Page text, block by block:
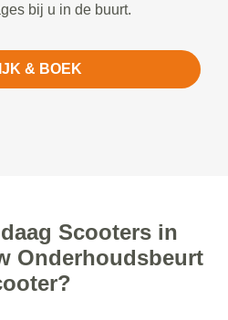
bij u in de buurt.
& BOEK
Scooters in
Onderhoudsbeurt